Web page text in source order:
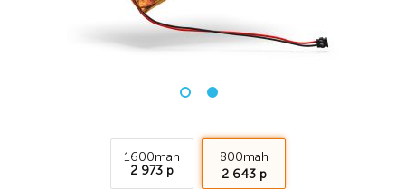
1600mah
2 973 р
800mah
2 643 р